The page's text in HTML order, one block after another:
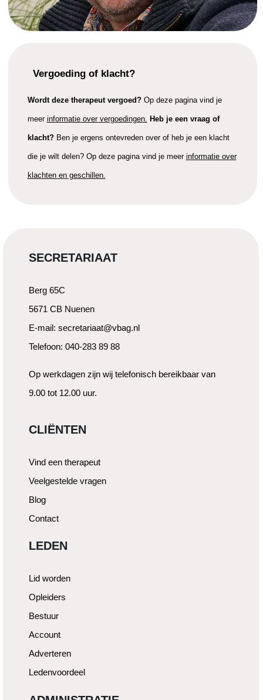
Vergoeding of klacht?
Wordt deze therapeut vergoed?Op deze pagina vind je
meer informatie over vergoedingen. Heb je een vraag of
klacht? Ben je ergens ontevreden over of heb je een klacht
die je wilt delen? Op deze pagina vind je meer informatie over
klachten en geschillen.
SECRETARIAAT
Berg 65C
5671 CB Nuenen
E-mail: secretariaat@vbag.nl
Telefoon: 040-283 89 88
Op werkdagen zijn wij telefonisch bereikbaar van
9.00 tot 12.00 uur.
CLIËNTEN
Vind een therapeut
Veelgestelde vragen
Blog
Contact
LEDEN
Lid worden
Opleiders
Bestuur
Account
Adverteren
Ledenvoordeel